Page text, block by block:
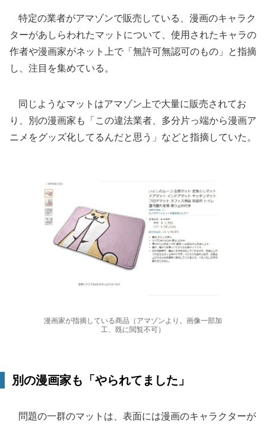
特定の業者がアマゾンで販売している、漫画のキャラク
ターがあしらわれたマットについて、使用されたキャラの
作者や漫画家がネット上で「無許可無認可のもの」と指摘
し、注目を集めている。
同じようなマットはアマゾン上で大量に販売されてお
り、別の漫画家も「この違法業者、多分片っ端から漫画ア
ニメをグッズ化してるんだと思う」などと指摘していた。
漫画家が指摘している商品（アマゾンより。画像一部加
工、既に閲覧不可）
別の漫画家も「やられてました」
問題の一群のマットは、表面には漫画のキャラクターが